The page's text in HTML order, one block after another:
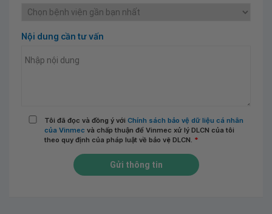
Nội dung cần tư vấn
Tôi đã đọc và đồng ý với Chính sách bảo vệ dữ liệu cá nhân
của Vinmec và chấp thuận để Vinmec xử lý DLCN của tôi
theo quy định của pháp luật về bảo vệ DLCN. *
Gửi thông tin